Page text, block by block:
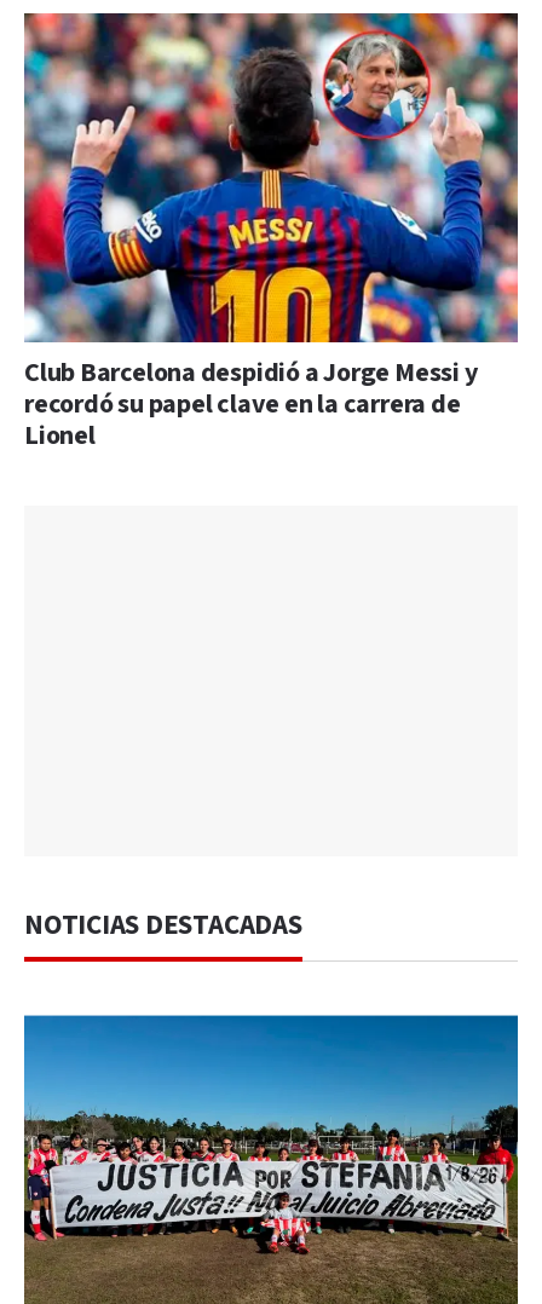
Club Barcelona despidió a Jorge Messi y
recordó su papel clave en la carrera de
Lionel
NOTICIAS DESTACADAS